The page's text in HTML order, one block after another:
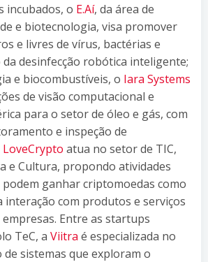
incubados, o E.Aí, da área de
e biotecnologia, visa promover
e livres de vírus, bactérias e
desinfecção robótica inteligente;
e biocombustíveis, o Iara Systems
de visão computacional e
para o setor de óleo e gás, com
e inspeção de
LoveCrypto atua no setor de TIC,
e Cultura, propondo atividades
ganhar criptomoedas como
interação com produtos e serviços
Entre as startups
TeC, a Viitra é especializada no
sistemas que exploram o